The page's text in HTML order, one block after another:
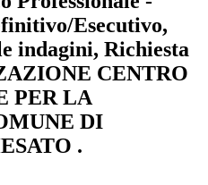
Esecutivo,
indagini, Richiesta
CENTRO
PER LA
DI
.